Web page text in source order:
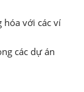
hóa với các ví
các dự án